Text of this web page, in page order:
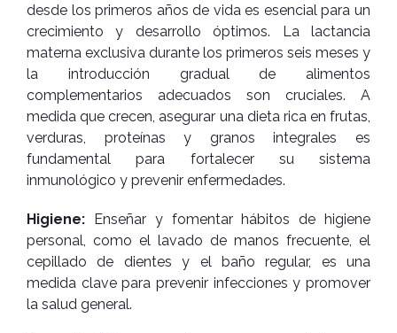
desde los primeros años de vida es esencial para un
crecimiento y desarrollo óptimos. La lactancia
materna exclusiva durante los primeros seis meses y
la introducción gradual de alimentos
complementarios adecuados son cruciales. A
medida que crecen, asegurar una dieta rica en frutas,
verduras, proteínas y granos integrales es
fundamental para fortalecer su sistema
inmunológico y prevenir enfermedades.
Higiene: Enseñar y fomentar hábitos de higiene
personal, como el lavado de manos frecuente, el
cepillado de dientes y el baño regular, es una
medida clave para prevenir infecciones y promover
la salud general.